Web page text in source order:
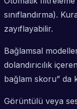
sınıflandırma).
zayıflayabilir.
Bağlamsal
dolandırıcılık
bağlam skoru” da
Görüntülü veya